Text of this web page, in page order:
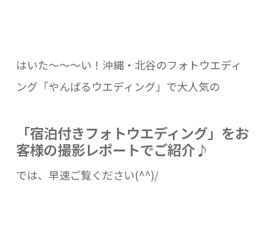
はいた～～～い！沖縄・北谷のフォトウエディ
ング「やんばるウエディング」で大人気の
「宿泊付きフォトウエディング」をお
客様の撮影レポートでご紹介♪
では、早速ご覧ください(^^)/